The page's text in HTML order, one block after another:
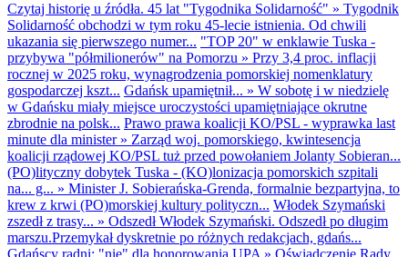
Czytaj historię u źródła. 45 lat "Tygodnika Solidarność" » Tygodnik
Solidarność obchodzi w tym roku 45-lecie istnienia. Od chwili
ukazania się pierwszego numer... "TOP 20" w enklawie Tuska -
przybywa "półmilionerów" na Pomorzu » Przy 3,4 proc. inflacji
rocznej w 2025 roku, wynagrodzenia pomorskiej nomenklatury
gospodarczej kszt... Gdańsk upamiętnił... » W sobotę i w niedzielę
w Gdańsku miały miejsce uroczystości upamiętniające okrutne
zbrodnie na polsk... Prawo prawa koalicji KO/PSL - wyprawka last
minute dla minister» Zarząd woj. pomorskiego, kwintesencja
koalicji rządowej KO/PSL tuż przed powołaniem Jolanty Sobieran...
(PO)lityczny dobytek Tuska - (KO)lonizacja pomorskich szpitali
na... g... » Minister J. Sobierańska-Grenda, formalnie bezpartyjna, to
krew z krwi (PO)morskiej kultury polityczn... Włodek Szymański
zszedł z trasy... » Odszedł Włodek Szymański. Odszedł po długim
marszu.Przemykał dyskretnie po różnych redakcjach, gdańs...
Gdańscy radni: "nie" dla honorowania UPA » Oświadczenie Rady